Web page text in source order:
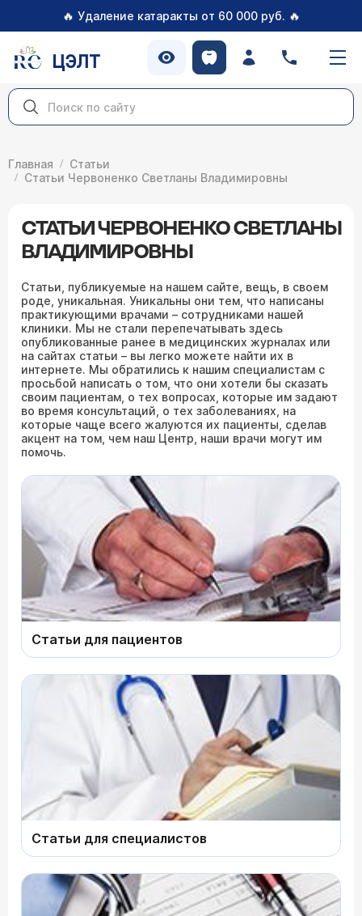
🔥 Удаление катаракты от 60 000 руб. 🔥
ЦЭЛТ
Главная
Статьи
Статьи Червоненко Светланы Владимировны
СТАТЬИ ЧЕРВОНЕНКО СВЕТЛАНЫ
ВЛАДИМИРОВНЫ
Статьи, публикуемые на нашем сайте, вещь, в своем
роде, уникальная. Уникальны они тем, что написаны
практикующими врачами – сотрудниками нашей
клиники. Мы не стали перепечатывать здесь
опубликованные ранее в медицинских журналах или
на сайтах статьи – вы легко можете найти их в
интернете. Мы обратились к нашим специалистам с
просьбой написать о том, что они хотели бы сказать
своим пациентам, о тех вопросах, которые им задают
во время консультаций, о тех заболеваниях, на
которые чаще всего жалуются их пациенты, сделав
акцент на том, чем наш Центр, наши врачи могут им
помочь.
Статьи для пациентов
Статьи для специалистов